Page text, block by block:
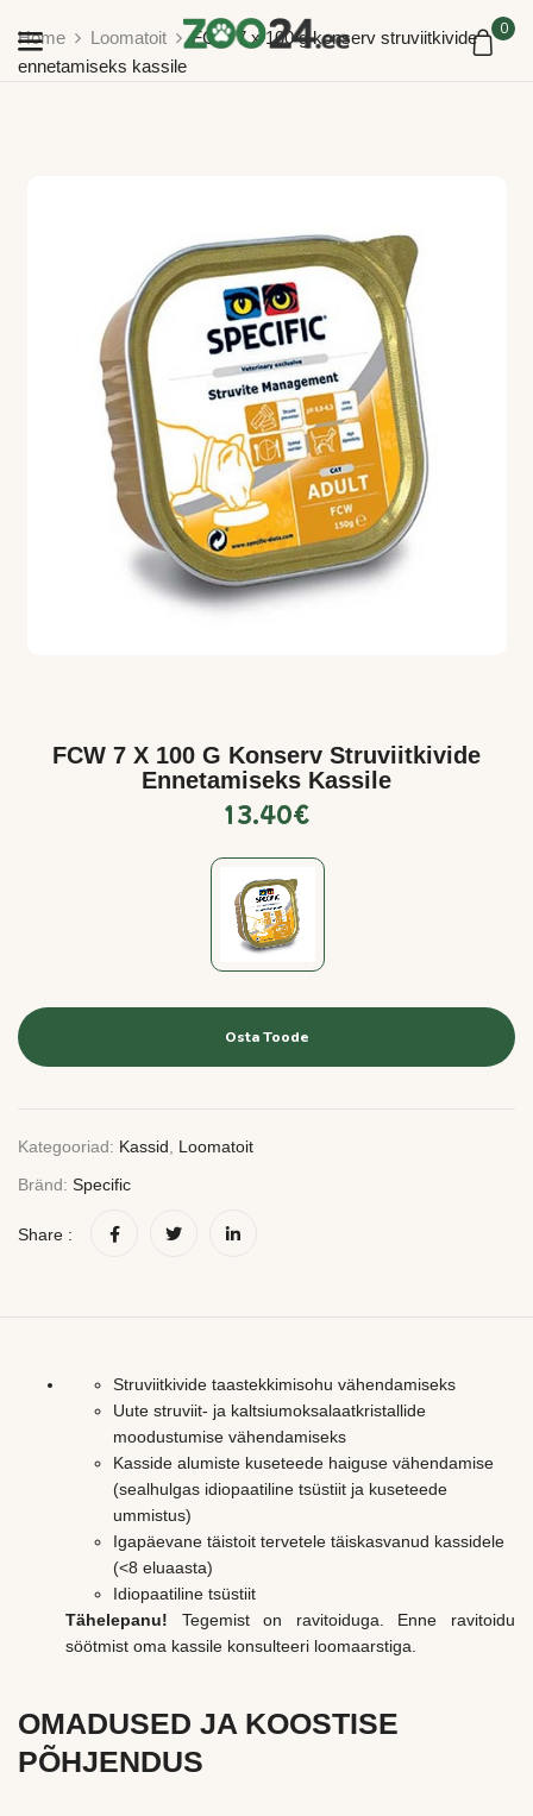
0
Home Loomatoit
FCW 7 x 100 g konserv struviitkivide
ennetamiseks kassile
FCW 7 X 100 G Konserv Struviitkivide
Ennetamiseks Kassile
13.40€
Osta Toode
Kategooriad: Kassid
Loomatoit
Bränd: Specific
Share :
Struviitkivide taastekkimisohu vähendamiseks
Uute struviit- ja kaltsiumoksalaatkristallide
moodustumise vähendamiseks
Kasside alumiste kuseteede haiguse vähendamise
(sealhulgas idiopaatiline tsüstiit ja kuseteede
ummistus)
Igapäevane täistoit tervetele täiskasvanud kassidele
(<8 eluaasta)
Idiopaatiline tsüstiit
Tähelepanu! Tegemist on ravitoiduga. Enne ravitoidu
söötmist oma kassile konsulteeri loomaarstiga.
OMADUSED JA KOOSTISE
PÕHJENDUS